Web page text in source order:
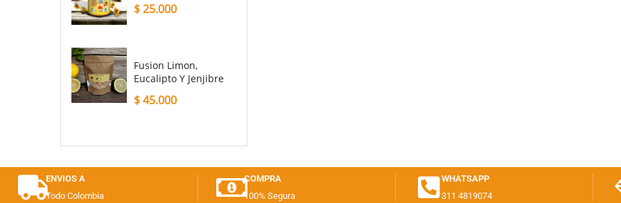
$25.000
Fusion Limon,
Eucalipto Y Jenjibre
$45.000
ENVIOS A
Todo Colombia
COMPRA
100% Segura
WHATSAPP
311 4819074